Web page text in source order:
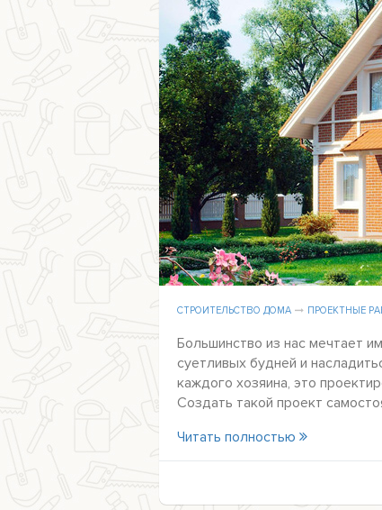
СТРОИТЕЛЬСТВО ДОМА ПРОЕКТНЫЕ
Большинство из нас мечтает
суетливых будней и
каждого хозяина, это
Создать такой проект
Читать полностью